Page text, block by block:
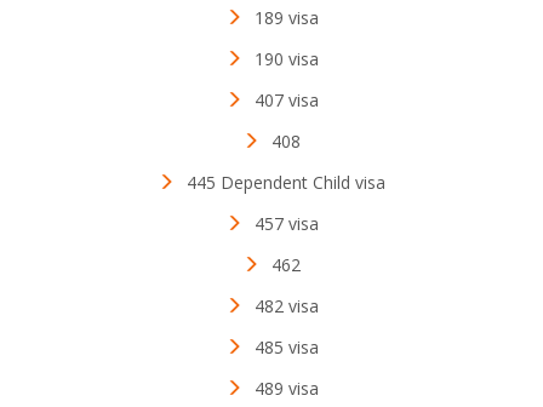
189 visa
190 visa
407 visa
408
445 Dependent Child visa
457 visa
462
482 visa
485 visa
489 visa